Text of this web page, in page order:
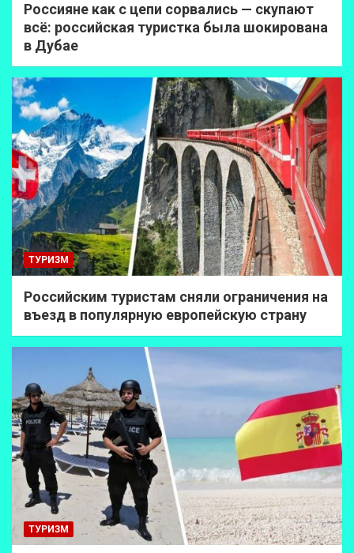
Россияне как с цепи сорвались — скупают
всё: российская туристка была шокирована
в Дубае
ТУРИЗМ
Российским туристам сняли ограничения на
въезд в популярную европейскую страну
ТУРИЗМ